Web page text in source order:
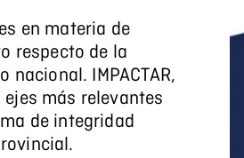
en materia de
respecto de la
IMPACTAR,
más relevantes
de integridad